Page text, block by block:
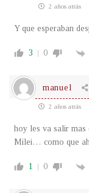
2 años atrás
Y que esperaban
3 0
manuel
2 años atrás
hoy les va salir mas
Milei… como que
1 0